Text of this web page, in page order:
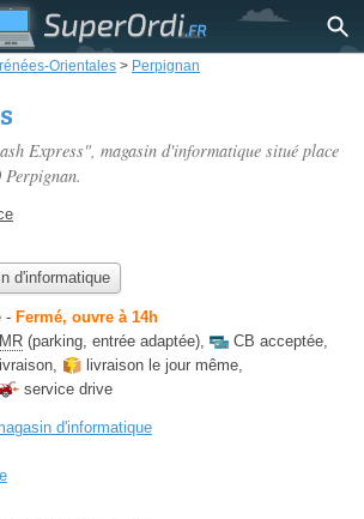
Orientales > Perpignan
Express", magasin d'informatique situé place
Perpignan.
d'informatique
- Fermé, ouvre à 14h
(parking, entrée adaptée), CB acceptée,
livraison, livraison le jour même,
service drive
d'informatique